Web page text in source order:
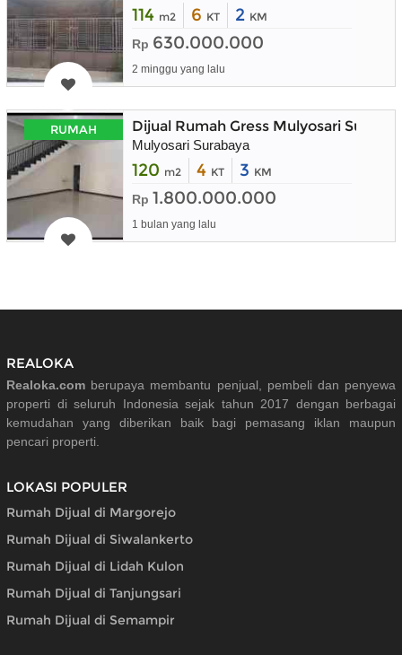
114 m2 6 KT 2 KM
Rp 630.000.000
2 minggu yang lalu
RUMAH Dijual Rumah Gress Mulyosari
Mulyosari Surabaya
120 m2 4 KT 3 KM
Rp 1.800.000.000
1 bulan yang lalu
REALOKA
Realoka.com berupaya membantu penjual, pembeli dan penyewa
properti di seluruh Indonesia sejak tahun 2017 dengan berbagai
kemudahan yang diberikan baik bagi pemasang iklan maupun
pencari properti.
LOKASI POPULER
Rumah Dijual di Margorejo
Rumah Dijual di Siwalankerto
Rumah Dijual di Lidah Kulon
Rumah Dijual di Tanjungsari
Rumah Dijual di Semampir